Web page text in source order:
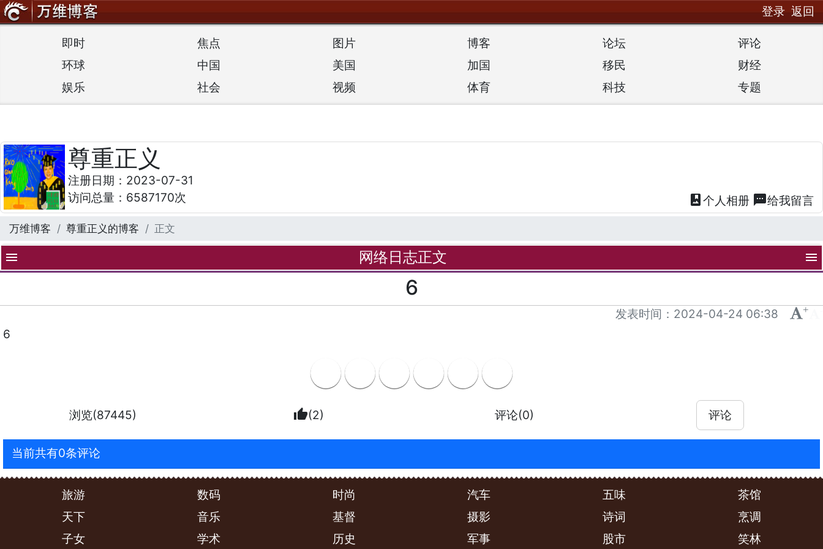
登录 返回
即时 焦点 图片 博客 论坛
评论
环球
中国 美国 加国 移民
财经
娱乐
社会 视频 体育 科技 专题
尊重正义
注册日期：2023-07-31
访问总量：6587170次
photo_album 个人相册 textsms给我留言
万维博客 尊重正义的博客 正文
menu 网络日志正文 menu
6
发表时间： 2024-04-24 06:38 +
6
浏览(87445) thumb_up(2) 评论(0) 评论
当前共有0条评论
旅游 数码 时尚 汽车 五味
茶馆
天下
音乐 基督 摄影 诗词
烹调
子女
学术 历史 军事 股市 笑林